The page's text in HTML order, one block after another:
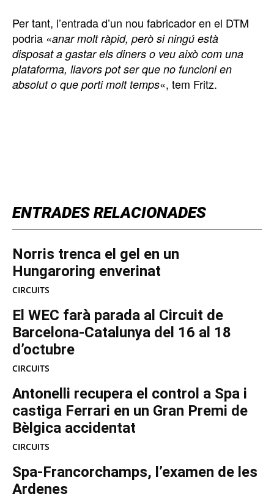
ENTRADES RELACIONADES
Norris trenca el gel en un
Hungaroring enverinat
CIRCUITS
El WEC farà parada al Circuit de
Barcelona-Catalunya del 16 al 18
d’octubre
CIRCUITS
Antonelli recupera el control a Spa i
castiga Ferrari en un Gran Premi de
Bèlgica accidentat
CIRCUITS
Spa-Francorchamps, l’examen de les
Ardenes
Per tant, l’entrada d’un nou fabricador en el DTM
podria «anar molt ràpid, però si ningú està
disposat a gastar els diners o veu això com una
plataforma, llavors pot ser que no funcioni en
absolut o que porti molt temps«, tem Fritz.